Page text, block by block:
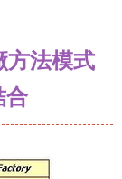
法模式
合